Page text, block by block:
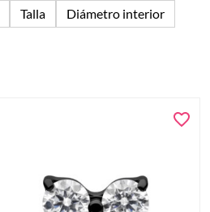
Talla
Diámetro interior